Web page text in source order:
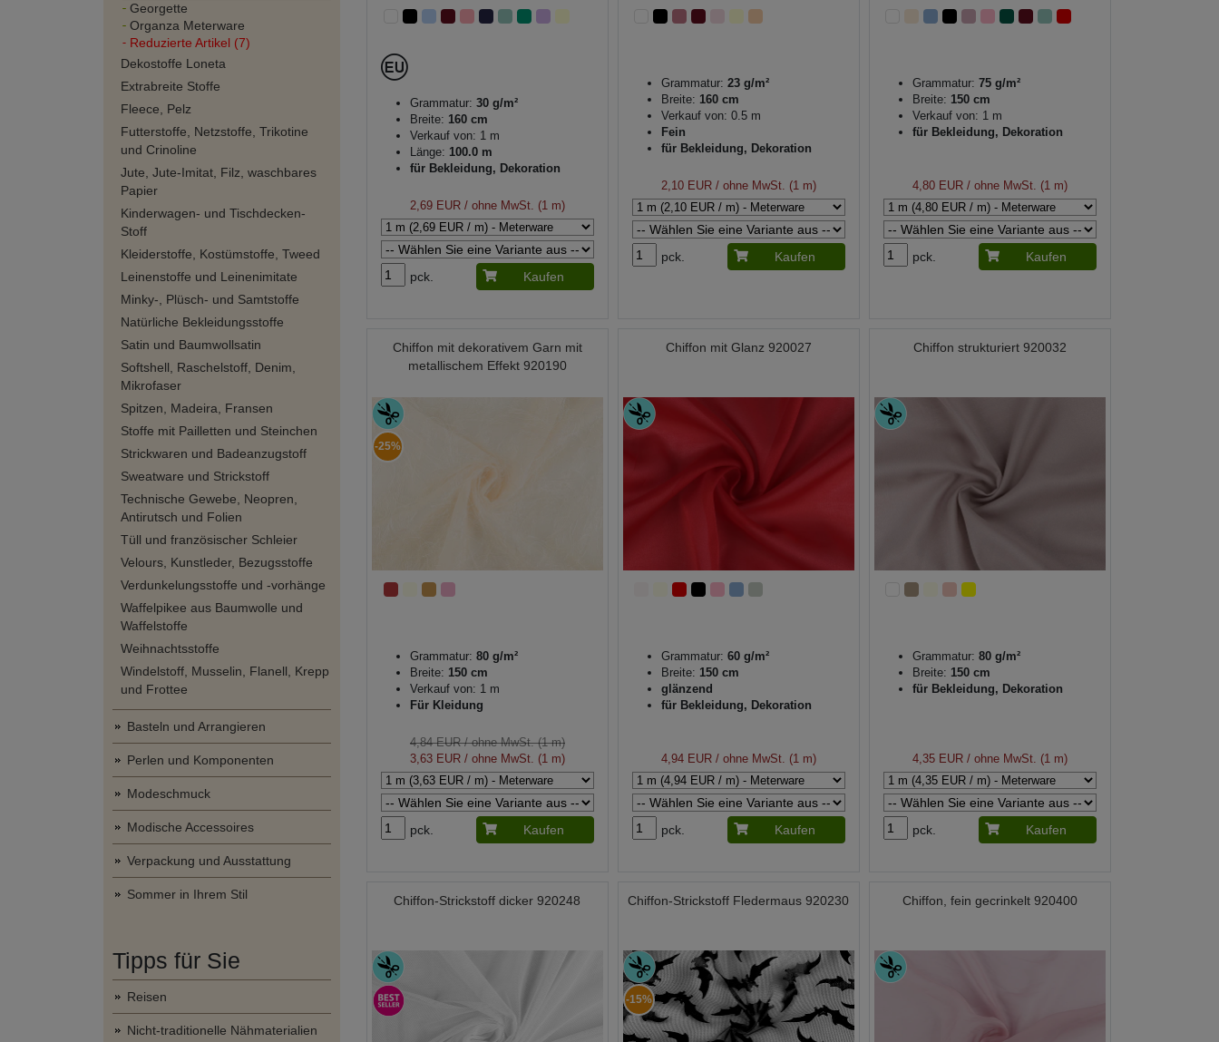
Georgette
Organza Meterware
Reduzierte Artikel (7)
Dekostoffe Loneta
Extrabreite Stoffe
Fleece, Pelz
Futterstoffe, Netzstoffe, Trikotine
und Crinoline
Jute, Jute-Imitat, Filz, waschbares
Papier
Kinderwagen- und Tischdecken-
Stoff
Kleiderstoffe, Kostümstoffe, Tweed
Leinenstoffe und Leinenimitate
Minky-, Plüsch- und Samtstoffe
Natürliche Bekleidungsstoffe
Satin und Baumwollsatin
Softshell, Raschelstoff, Denim,
Mikrofaser
Spitzen, Madeira, Fransen
Stoffe mit Pailletten und Steinchen
Strickwaren und Badeanzugstoff
Sweatware und Strickstoff
Technische Gewebe, Neopren,
Antirutsch und Folien
Tüll und französischer Schleier
Velours, Kunstleder, Bezugsstoffe
Verdunkelungsstoffe und -vorhänge
Waffelpikee aus Baumwolle und
Waffelstoffe
Weihnachtsstoffe
Windelstoff, Musselin, Flanell, Krepp
und Frottee
Basteln und Arrangieren
Perlen und Komponenten
Modeschmuck
Modische Accessoires
Verpackung und Ausstattung
Sommer in Ihrem Stil
Tipps für Sie
Reisen
Nicht-traditionelle Nähmaterialien
Grammatur: 30 g/m²
Breite: 160 cm
Verkauf von: 1 m
Länge: 100.0 m
für Bekleidung, Dekoration
2,69 EUR/ ohne MwSt. (1 m)
pck. Kaufen
Grammatur: 23 g/m²
Breite: 160 cm
Verkauf von: 0.5 m
Fein
für Bekleidung, Dekoration
2,10 EUR/ ohne MwSt. (1 m)
pck. Kaufen
Grammatur: 75 g/m²
Breite: 150 cm
Verkauf von: 1 m
für Bekleidung, Dekoration
4,80 EUR/ ohne MwSt. (1 m)
pck. Kaufen
Chiffon mit dekorativem Garn mit
metallischem Effekt 920190
-25%
Grammatur: 80 g/m²
Breite: 150 cm
Verkauf von: 1 m
Für Kleidung
4,84 EUR/ ohne MwSt. (1 m)
3,63 EUR/ ohne MwSt. (1 m)
pck. Kaufen
Chiffon mit Glanz 920027
Grammatur: 60 g/m²
Breite: 150 cm
glänzend
für Bekleidung, Dekoration
4,94 EUR/ ohne MwSt. (1 m)
pck. Kaufen
Chiffon strukturiert 920032
Grammatur: 80 g/m²
Breite: 150 cm
für Bekleidung, Dekoration
4,35 EUR/ ohne MwSt. (1 m)
pck. Kaufen
Chiffon-Strickstoff dicker 920248 Chiffon-Strickstoff Fledermaus 920230
-15%
Chiffon, fein gecrinkelt 920400